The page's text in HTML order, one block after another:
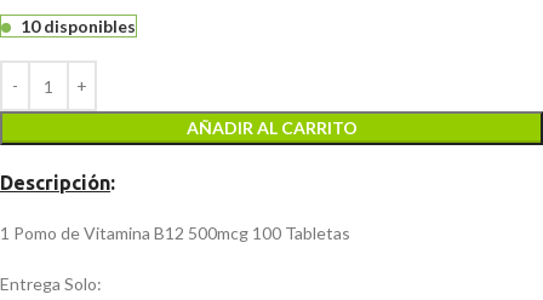
10 disponibles
AÑADIR AL CARRITO
Descripción:
1 Pomo de Vitamina B12 500mcg 100 Tabletas
Entrega Solo: